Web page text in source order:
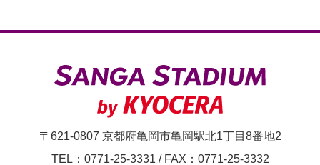
〒621-0807 京都府亀岡市亀岡駅北1丁目8番地2
TEL：0771-25-3331 / FAX：0771-25-3332